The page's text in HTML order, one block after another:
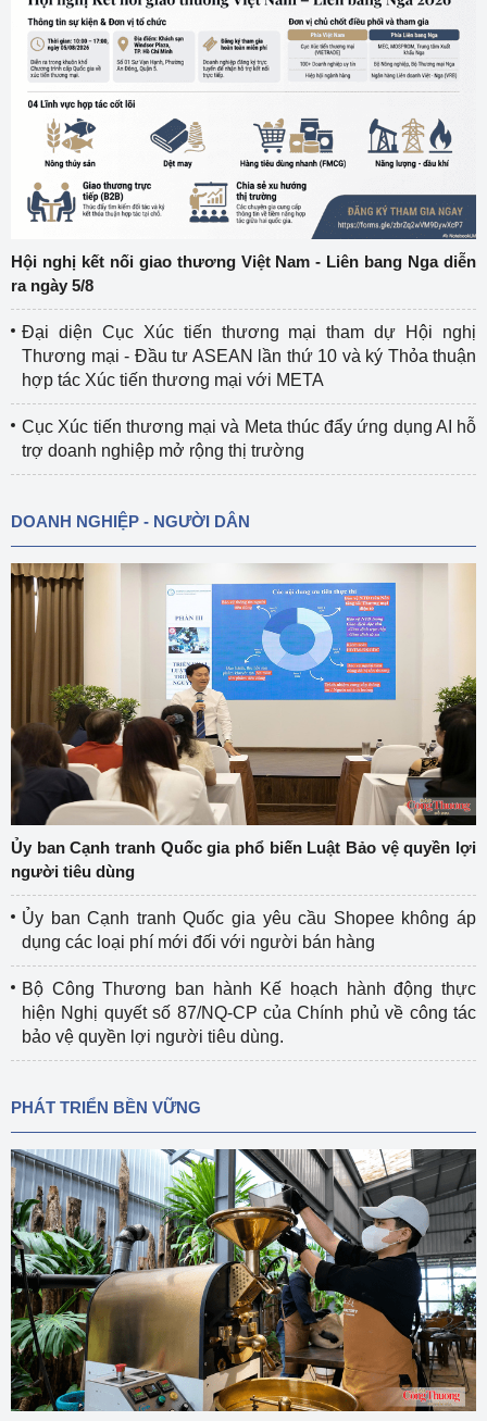
Hội nghị kết nối giao thương Việt Nam - Liên bang Nga diễn
ra ngày 5/8
Đại diện Cục Xúc tiến thương mại tham dự Hội nghị
Thương mại - Đầu tư ASEAN lần thứ 10 và ký Thỏa thuận
hợp tác Xúc tiến thương mại với META
Cục Xúc tiến thương mại và Meta thúc đẩy ứng dụng AI hỗ
trợ doanh nghiệp mở rộng thị trường
DOANH NGHIỆP - NGƯỜI DÂN
Ủy ban Cạnh tranh Quốc gia phổ biến Luật Bảo vệ quyền lợi
người tiêu dùng
Ủy ban Cạnh tranh Quốc gia yêu cầu Shopee không áp
dụng các loại phí mới đối với người bán hàng
Bộ Công Thương ban hành Kế hoạch hành động thực
hiện Nghị quyết số 87/NQ-CP của Chính phủ về công tác
bảo vệ quyền lợi người tiêu dùng.
PHÁT TRIỂN BỀN VỮNG